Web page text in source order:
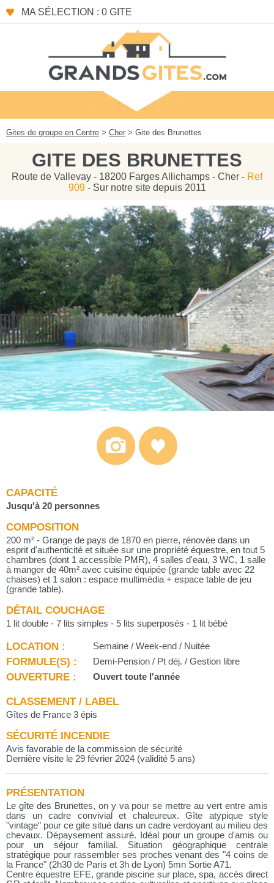
MA SÉLECTION : 0 GITE
Gites de groupe en Centre > Cher > Gite des Brunettes
GITE DES BRUNETTES
Route de Vallevay - 18200 Farges Allichamps - Cher - Ref
909- Sur notre site depuis 2011
CAPACITÉ
Jusqu'à 20 personnes
COMPOSITION
200 m² - Grange de pays de 1870 en pierre, rénovée dans un
esprit d'authenticité et située sur une propriété équestre, en tout 5
chambres (dont 1 accessible PMR), 4 salles d'eau, 3 WC, 1 salle
à manger de 40m² avec cuisine équipée (grande table avec 22
chaises) et 1 salon : espace multimédia + espace table de jeu
(grande table).
DÉTAIL COUCHAGE
1 lit double - 7 lits simples - 5 lits superposés - 1 lit bébé
LOCATION : Semaine / Week-end / Nuitée
FORMULE(S) : Demi-Pension / Pt déj. / Gestion libre
OUVERTURE : Ouvert toute l'année
CLASSEMENT / LABEL
Gîtes de France 3 épis
SÉCURITÉ INCENDIE
Avis favorable de la commission de sécurité
Dernière visite le 29 février 2024 (validité 5 ans)
PRÉSENTATION
Le gîte des Brunettes, on y va pour se mettre au vert entre amis
dans un cadre convivial et chaleureux. Gîte atypique style
"vintage" pour ce gite situé dans un cadre verdoyant au milieu des
chevaux. Dépaysement assuré. Idéal pour un groupe d'amis ou
pour un séjour familial. Situation géographique centrale
stratégique pour rassembler ses proches venant des "4 coins de
la France" (2h30 de Paris et 3h de Lyon) 5mn Sortie A71.
Centre équestre EFE, grande piscine sur place, spa, accès direct
Panneau de gestion des cookies